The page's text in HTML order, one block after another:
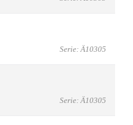
Serie: Ä10305
Serie: Ä10305